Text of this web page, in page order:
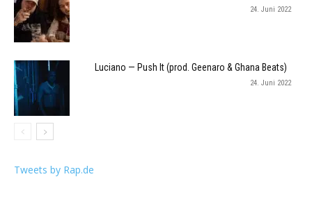
24. Juni 2022
Luciano — Push It (prod. Geenaro & Ghana Beats)
24. Juni 2022
Tweets by Rap.de